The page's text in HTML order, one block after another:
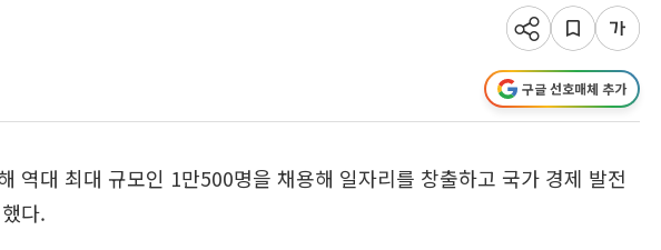
구글 선호매체 추가
역대 최대 규모인 1만500명을 채용해 일자리를 창출하고 국가 경제 발전
다.